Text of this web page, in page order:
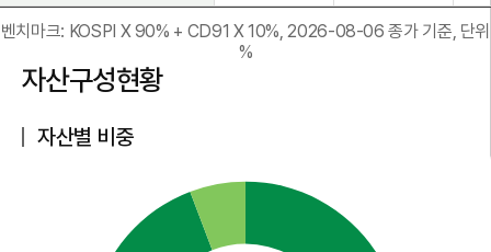
벤치마크: KOSPI X 90% + CD91 X 10%, 2026-08-06 종가 기준, 단위
%
자산구성현황
자산별 비중